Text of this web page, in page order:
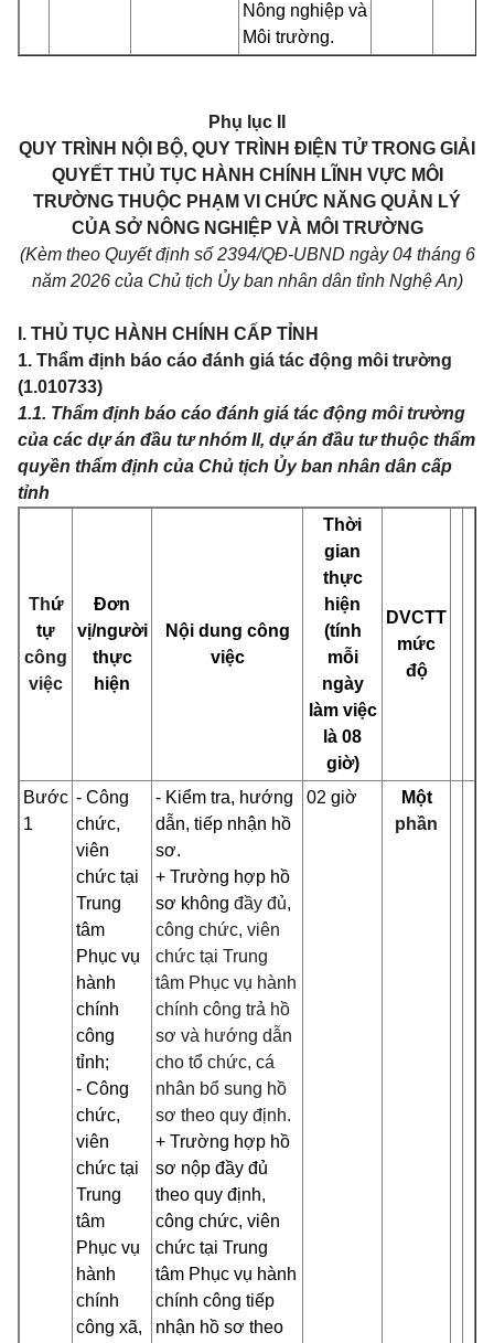
Nông nghiệp và
Môi trường.
P hụ lục II
QUY TRÌNH NỘI BỘ, QUY TRÌNH ĐIỆN TỬ TRONG GIẢI
QUYẾT THỦ TỤC HÀNH CHÍNH LĨNH VỰC MÔI
TRƯỜNG THUỘC PHẠM VI CHỨC NĂNG QUẢN LÝ
CỦA SỞ NÔNG NGHIỆP VÀ MÔI TRƯỜNG
(Kèm theo Quyết định số 2394/QĐ-UBND ngày 04 tháng 6
năm 2026 của Chủ tịch Ủy ban nhân dân tỉnh Nghệ An)
I. THỦ TỤC HÀNH CHÍNH CẤP TỈNH
1. Thẩm định báo cáo đánh giá tác động môi trường
(1.010733)
1.1. Thẩm định báo cáo đánh giá tác động môi trường
của các dự án đầu tư nhóm II, dự án đầu tư thuộc thẩm
quyền thẩm định của Chủ tịch Ủy ban nhân dân cấp
tỉnh
Thứ
tự
công
việc
Đơn
vị/người
thực
hiện
Nội dung công
việc
Thời
gian
thực
hiện
(tính
mỗi
ngày
làm việc
là 08
giờ)
DVCTT
mức
độ
Bước
1
- Công
chức,
viên
chức tại
Trung
tâm
Phục vụ
hành
chính
công
tỉnh;
- Công
chức,
viên
chức tại
Trung
tâm
Phục vụ
hành
chính
công xã,
- Kiểm tra, hướng
dẫn, tiếp nhận hồ
sơ.
+ Trường hợp hồ
sơ không đầy đủ,
công chức, viên
chức tại Trung
tâm Phục vụ hành
chính công trả hồ
sơ và hướng dẫn
cho tổ chức, cá
nhân bổ sung hồ
sơ theo quy định.
+ Trường hợp hồ
sơ nộp đầy đủ
theo quy định,
công chức, viên
chức tại Trung
tâm Phục vụ hành
chính công tiếp
nhận hồ sơ theo
02 giờ
Một
phần